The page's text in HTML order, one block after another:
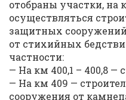
отобраны участки, на
осуществляться
защитных
от стихийных
частности:
— На км 400,1 – 400,8 —
— На км 409 —
сооружения от